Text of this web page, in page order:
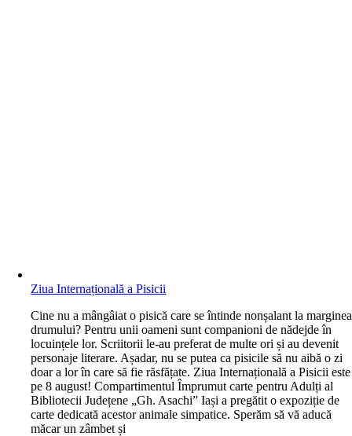
Ziua Internațională a Pisicii
Cine nu a mângâiat o pisică care se întinde nonșalant la marginea
drumului? Pentru unii oameni sunt companioni de nădejde în
locuințele lor. Scriitorii le-au preferat de multe ori și au devenit
personaje literare. Așadar, nu se putea ca pisicile să nu aibă o zi
doar a lor în care să fie răsfățate. Ziua Internațională a Pisicii este
pe 8 august! Compartimentul Împrumut carte pentru Adulți al
Bibliotecii Județene „Gh. Asachi” Iași a pregătit o expoziție de
carte dedicată acestor animale simpatice. Sperăm să vă aducă
măcar un zâmbet și